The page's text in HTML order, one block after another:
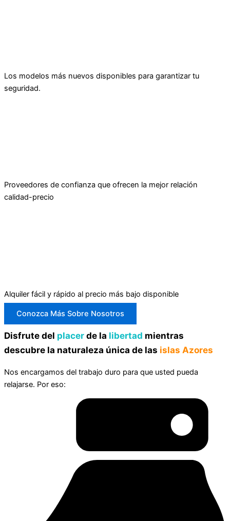
Los modelos más nuevos disponibles para garantizar tu
seguridad.
Proveedores de confianza que ofrecen la mejor relación
calidad-precio
Alquiler fácil y rápido al precio más bajo disponible
Conozca Más Sobre Nosotros
Disfrute del placerde la libertad mientras
descubre la naturaleza única de las islas Azores
Nos encargamos del trabajo duro para que usted pueda
relajarse. Por eso: